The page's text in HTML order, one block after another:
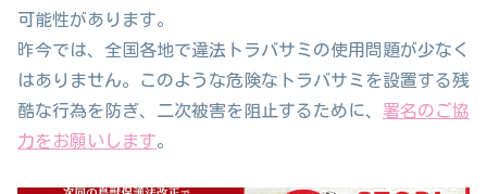
可能性があります。
昨今では、全国各地で違法トラバサミの使用問題が少なく
はありません。このような危険なトラバサミを設置する残
酷な行為を防ぎ、二次被害を阻止するために、 署名のご協
力をお願いします。